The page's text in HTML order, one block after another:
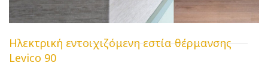
Ηλεκτρική εντοιχιζόμενη εστία θέρμανσης
Levico 90